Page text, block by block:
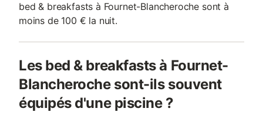
bed & breakfasts à Fournet-Blancheroche sont à
moins de 100 € la nuit.
Les bed & breakfasts à Fournet-
Blancheroche sont-ils souvent
équipés d'une piscine ?